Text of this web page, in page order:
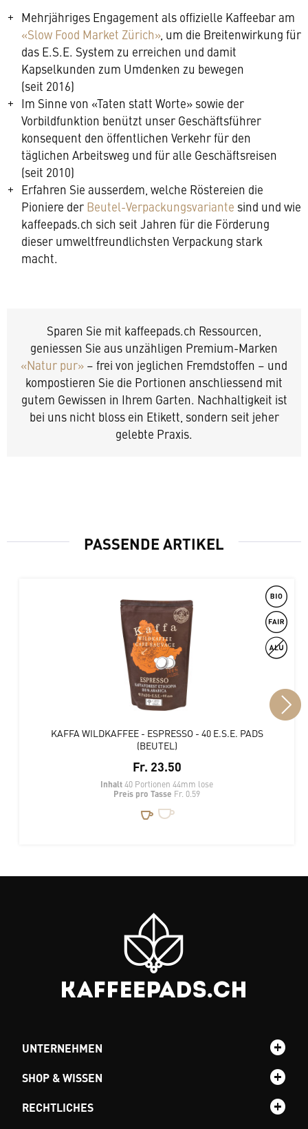
Mehrjähriges Engagement als offizielle Kaffeebar am
«Slow Food Market Zürich», um die Breitenwirkung für
das E.S.E. System zu erreichen und damit
Kapselkunden zum Umdenken zu bewegen
(seit 2016)
Im Sinne von «Taten statt Worte» sowie der
Vorbildfunktion benützt unser Geschäftsführer
konsequent den öffentlichen Verkehr für den
täglichen Arbeitsweg und für alle Geschäftsreisen
(seit 2010)
Erfahren Sie ausserdem, welche Röstereien die
Pioniere der Beutel-Verpackungsvariante sind und wie
kaffeepads.ch sich seit Jahren für die Förderung
dieser umweltfreundlichsten Verpackung stark
macht.
Sparen Sie mit kaffeepads.ch Ressourcen,
geniessen Sie aus unzähligen Premium-Marken
«Natur pur» – frei von jeglichen Fremdstoffen – und
kompostieren Sie die Portionen anschliessend mit
gutem Gewissen in Ihrem Garten. Nachhaltigkeit ist
bei uns nicht bloss ein Etikett, sondern seit jeher
gelebte Praxis.
PASSENDE ARTIKEL
KAFFA WILDKAFFEE - ESPRESSO - 40 E.S.E. PADS
(BEUTEL)
Fr. 23.50
Inhalt40 Portionen 44mm lose
Preis pro Tasse Fr. 0.59
UNTERNEHMEN
SHOP & WISSEN
RECHTLICHES